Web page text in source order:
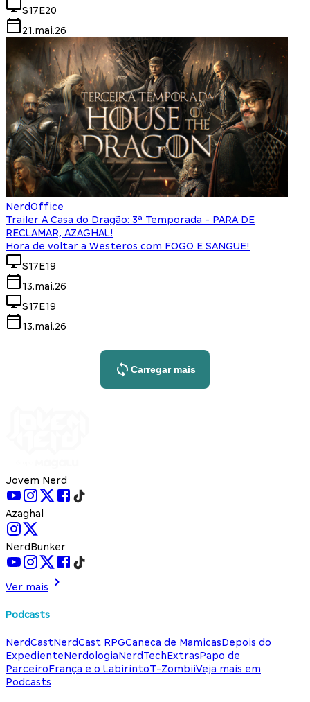
S17E20
21.mai.26
NerdOffice
Trailer A Casa do Dragão: 3ª Temporada - PARA DE
RECLAMAR, AZAGHAL!
Hora de voltar a Westeros com FOGO E SANGUE!
S17E19
13.mai.26
S17E19
13.mai.26
Carregar mais
Jovem Nerd
Azaghal
NerdBunker
Ver mais
Podcasts
NerdCastNerdCast RPGCaneca de MamicasDepois do
ExpedienteNerdologiaNerdTechExtrasPapo de
ParceiroFrança e o LabirintoT-ZombiiVeja mais em
Podcasts